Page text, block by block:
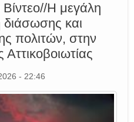
Βίντεο//Η μεγάλη
διάσωσης και
πολιτών, στην
- 22:46